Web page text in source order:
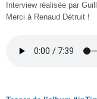
Interview réalisée par
Merci à Renaud Détruit !